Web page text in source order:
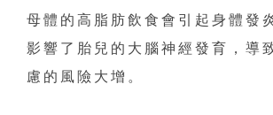
母體的高脂肪飲食會引起身體發
影響了胎兒的大腦神經發育，導
慮的風險大增。